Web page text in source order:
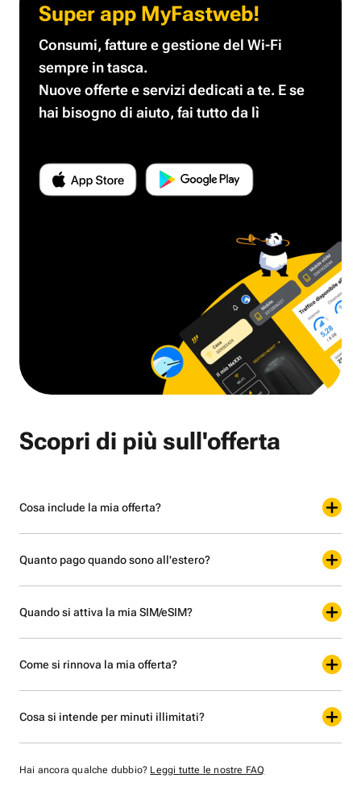
Super app MyFastweb!
Consumi, fatture e gestione del Wi-Fi
sempre in tasca.
Nuove offerte e servizi dedicati a te. E se
hai bisogno di aiuto, fai tutto da lì
Scopri di più sull'offerta
Cosa include la mia offerta?
Quanto pago quando sono all'estero?
Quando si attiva la mia SIM/eSIM?
Come si rinnova la mia offerta?
Cosa si intende per minuti illimitati?
Hai ancora qualche dubbio? Leggi tutte le nostre FAQ